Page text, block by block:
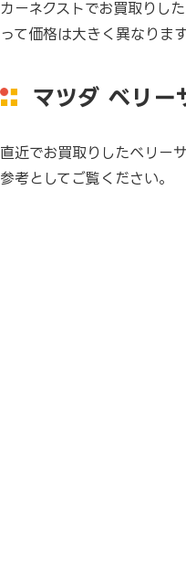
カーネクストでお買取りし
って価格は大きく異なりま
マツダ ベリー
直近でお買取りしたベリー
参考としてご覧ください。